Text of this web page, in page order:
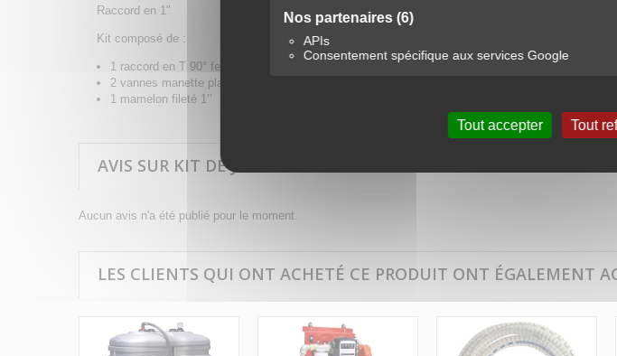
Nos partenaires (6)
APIs
Consentement spécifique aux services Google
Tout accepter Tout
Raccord en 1"
Kit composé de :
1 raccord en T 90° femelle taraudée 1’’
2 vannes manette plate M/F 1’’
1 mamelon fileté 1’’
AVIS SUR KIT DE JUMELAGE POUR CUVE GASOIL 1"
Aucun avis n'a été publié pour le moment.
LES CLIENTS QUI ONT ACHETÉ CE PRODUIT ONT ÉGALEMENT